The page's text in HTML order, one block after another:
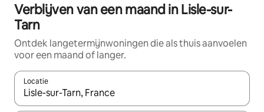
Verblijven van een maand in Lisle-sur-
Tarn
Ontdek langetermijnwoningen die als thuis aanvoelen
voor een maand of langer.
Locatie
Wanneer er resultaten beschikbaar zijn, maak je een keuze